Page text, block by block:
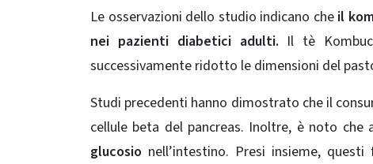
Le osservazioni dello studio indicano cheil
nei pazienti diabetici adulti. Il tè
successivamente ridotto le dimensioni del
Studi precedenti hanno dimostrato che il
cellule beta del pancreas. Inoltre, è noto che
glucosio nell’intestino. Presi insieme,